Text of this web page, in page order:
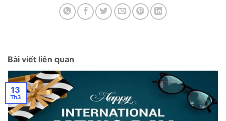
Bài viết liên quan
13
Th3